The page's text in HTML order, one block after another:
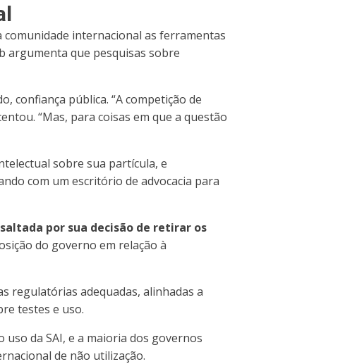
comunidade internacional as ferramentas
argumenta que pesquisas sobre
confiança pública. “A competição de
“Mas, para coisas em que a questão
sobre sua partícula, e
com um escritório de advocacia para
por sua decisão de retirar os
do governo em relação à
regulatórias adequadas, alinhadas a
testes e uso.
da SAI, e a maioria dos governos
de não utilização.